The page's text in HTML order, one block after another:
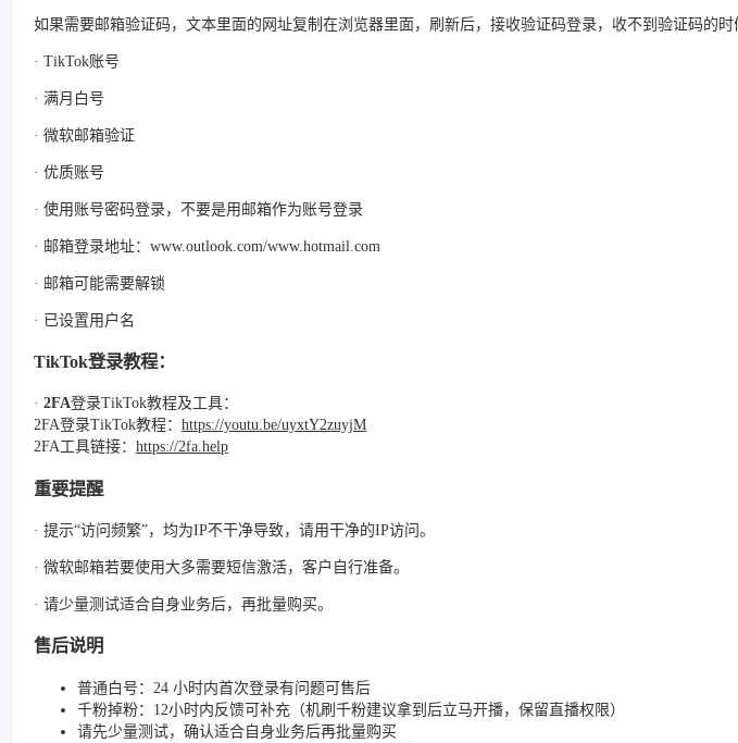
如果需要邮箱验证码，文本里面的网址复制在浏览器里面，刷新后，接收验证码登录，收不到验证码的
· TikTok账号
· 满月白号
· 微软邮箱验证
· 优质账号
· 使用账号密码登录，不要是用邮箱作为账号登录
· 邮箱登录地址：www.outlook.com/www.hotmail.com
· 邮箱可能需要解锁
· 已设置用户名
TikTok登录教程：
· 2FA登录TikTok教程及工具：
2FA登录TikTok教程： https://youtu.be/uyxtY2zuyjM
2FA工具链接： https://2fa.help
重要提醒
· 提示“访问频繁”，均为IP不干净导致，请用干净的IP访问。
· 微软邮箱若要使用大多需要短信激活，客户自行准备。
· 请少量测试适合自身业务后，再批量购买。
售后说明
普通白号：24 小时内首次登录有问题可售后
千粉掉粉：12小时内反馈可补充（机刷千粉建议拿到后立马开播，保留直播权限）
请先少量测试，确认适合自身业务后再批量购买